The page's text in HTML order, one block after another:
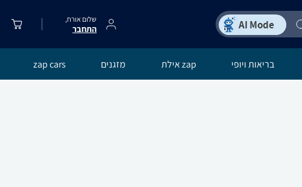
שלום אורח,
התחבר
בריאות ויופי zap אילת מזגנים zap cars